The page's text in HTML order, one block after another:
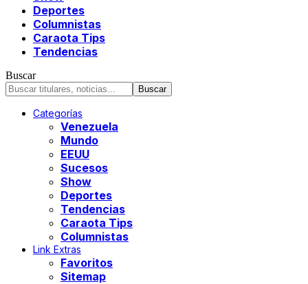
Deportes
Columnistas
Caraota Tips
Tendencias
Buscar
Categorías
Venezuela
Mundo
EEUU
Sucesos
Show
Deportes
Tendencias
Caraota Tips
Columnistas
Link Extras
Favoritos
Sitemap